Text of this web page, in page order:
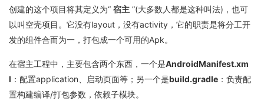
创建的这个项目将其定义为“ 宿主 ”(大多数人都是这种叫法)，也可
以叫空壳项目。它没有layout，没有activity，它的职责是将分工开
发的组件合而为一，打包成一个可用的Apk。
在宿主工程中，主要包含两个东西，一个是AndroidManifest.xm
l ：配置application、启动页面等；另一个是build.gradle ：负责配
置构建编译/打包参数，依赖子模块。